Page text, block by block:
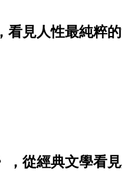
看見人性最純粹
從經典文學看見